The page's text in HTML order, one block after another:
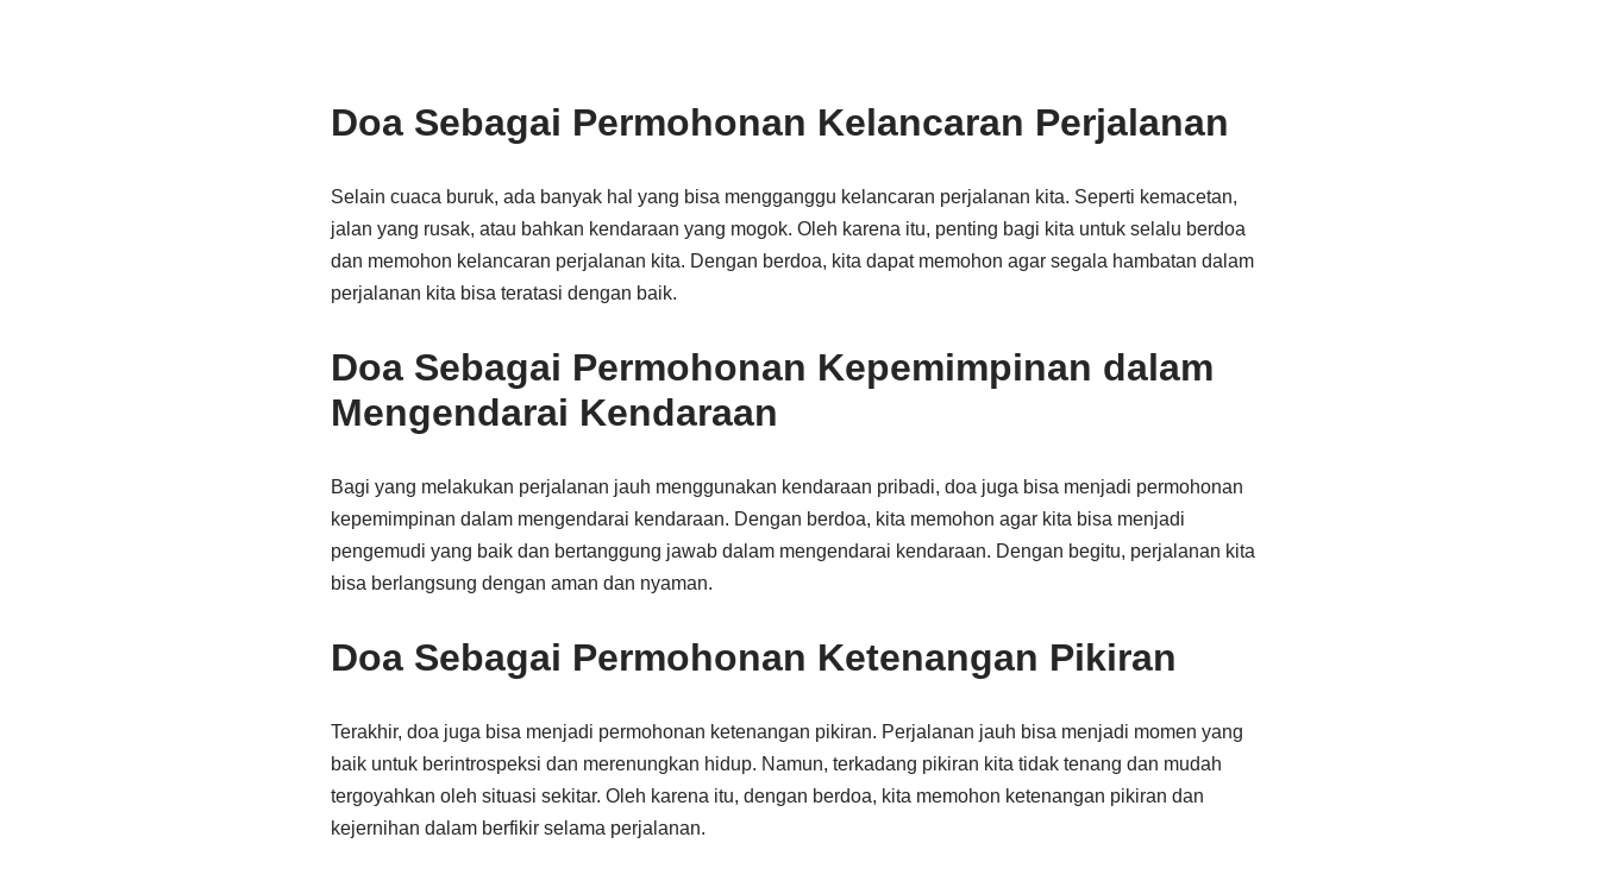
Doa Sebagai Permohonan Kelancaran Perjalanan
Selain cuaca buruk, ada banyak hal yang bisa mengganggu kelancaran perjalanan kita. Seperti kemacetan,
jalan yang rusak, atau bahkan kendaraan yang mogok. Oleh karena itu, penting bagi kita untuk selalu berdoa
dan memohon kelancaran perjalanan kita. Dengan berdoa, kita dapat memohon agar segala hambatan dalam
perjalanan kita bisa teratasi dengan baik.
Doa Sebagai Permohonan Kepemimpinan dalam
Mengendarai Kendaraan
Bagi yang melakukan perjalanan jauh menggunakan kendaraan pribadi, doa juga bisa menjadi permohonan
kepemimpinan dalam mengendarai kendaraan. Dengan berdoa, kita memohon agar kita bisa menjadi
pengemudi yang baik dan bertanggung jawab dalam mengendarai kendaraan. Dengan begitu, perjalanan kita
bisa berlangsung dengan aman dan nyaman.
Doa Sebagai Permohonan Ketenangan Pikiran
Terakhir, doa juga bisa menjadi permohonan ketenangan pikiran. Perjalanan jauh bisa menjadi momen yang
baik untuk berintrospeksi dan merenungkan hidup. Namun, terkadang pikiran kita tidak tenang dan mudah
tergoyahkan oleh situasi sekitar. Oleh karena itu, dengan berdoa, kita memohon ketenangan pikiran dan
kejernihan dalam berfikir selama perjalanan.